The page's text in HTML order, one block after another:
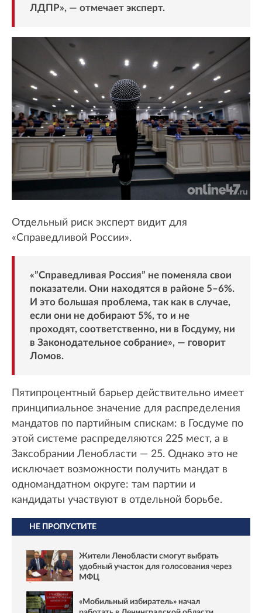
ЛДПР», — отмечает эксперт.
Отдельный риск эксперт видит для
«Справедливой России».
«”Справедливая Россия” не поменяла свои
показатели. Они находятся в районе 5–6%.
И это большая проблема, так как в случае,
если они не добирают 5%, то и не
проходят, соответственно, ни в Госдуму, ни
в Законодательное собрание», — говорит
Ломов.
Пятипроцентный барьер действительно имеет
принципиальное значение для распределения
мандатов по партийным спискам: в Госдуме по
этой системе распределяются 225 мест, а в
Заксобрании Ленобласти — 25. Однако это не
исключает возможности получить мандат в
одномандатном округе: там партии и
кандидаты участвуют в отдельной борьбе.
НЕ ПРОПУСТИТЕ
Жители Ленобласти смогут выбрать
удобный участок для голосования через
МФЦ
«Мобильный избиратель» начал